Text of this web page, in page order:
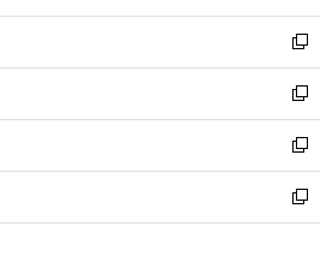
開
く
ウ
で
開
く
ン
ド
ウ
で
開
く
ウ
ィ
ン
ド
ウ
で
開
く
し
い
ウ
ィ
ン
ド
ウ
で
開
新
し
い
ウ
ィ
ン
ド
ウ
新
し
い
ウ
ィ
ン
新
し
い
ウ
新
し